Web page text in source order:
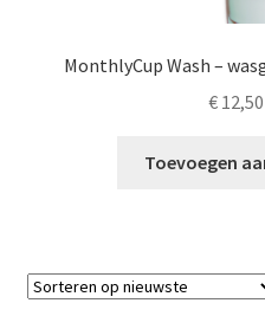
MonthlyCup Wash –
€12,50
Toevoegen